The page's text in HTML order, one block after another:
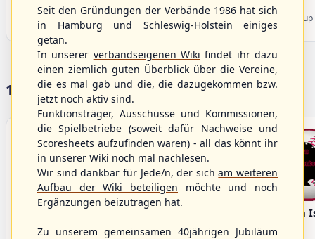
U-23 Baseball European
Championship B Pool 2026 - Group
U-23 Baseball European
Championship B Pool 2026 - Group
Germany
17 Vereine im S/HBV
Bargenstedt
Elmshorn Alligators Fehmarn
Seit den Gründungen der Verbände 1986 hat sich
in Hamburg und Schleswig-Holstein einiges
getan.
In unserer verbandseigenen Wiki findet ihr dazu
einen ziemlich guten Überblick über die Vereine,
die es mal gab und die, die dazugekommen bzw.
jetzt noch aktiv sind.
Funktionsträger, Ausschüsse und Kommissionen,
die Spielbetriebe (soweit dafür Nachweise und
Scoresheets aufzufinden waren) - all das könnt ihr
in unserer Wiki noch mal nachlesen.
Wir sind dankbar für Jede/n, der sicham weiteren
Aufbau der Wiki beteiligen möchte und noch
Ergänzungen beizutragen hat.
Zu unserem gemeinsamen 40jährigen Jubiläum